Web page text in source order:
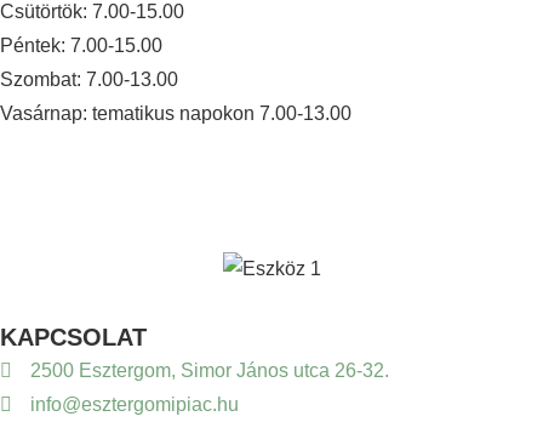
Csütörtök: 7.00-15.00
Péntek: 7.00-15.00
Szombat: 7.00-13.00
Vasárnap: tematikus napokon 7.00-13.00
KAPCSOLAT
2500 Esztergom, Simor János utca 26-32.
info@esztergomipiac.hu